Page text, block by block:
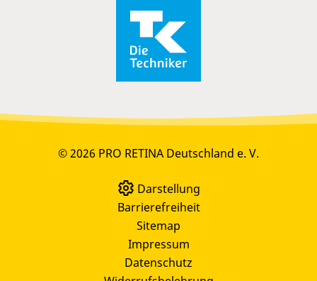
© 2026 PRO RETINA Deutschland e. V.
Darstellung
Barrierefreiheit
Sitemap
Impressum
Datenschutz